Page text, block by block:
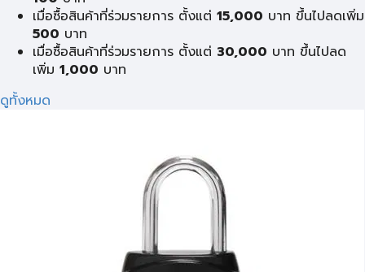
เมื่อซื้อสินค้าที่ร่วมรายการ ตั้งแต่ 15,000 บาท ขึ้นไปลดเพิ่ม
500 บาท
เมื่อซื้อสินค้าที่ร่วมรายการ ตั้งแต่ 30,000 บาท ขึ้นไปลด
เพิ่ม 1,000 บาท
ดูทั้งหมด